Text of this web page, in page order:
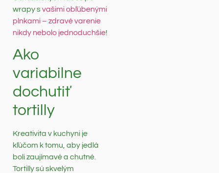
wrapy svašimi obľúbenými
plnkami – zdravé varenie
nikdy nebolo jednoduchšie!
Ako
variabilne
dochutiť
tortilly
Kreativita v kuchyni je
kľúčom k tomu, aby jedlá
boli zaujímavé a chutné.
Tortilly sú skvelým